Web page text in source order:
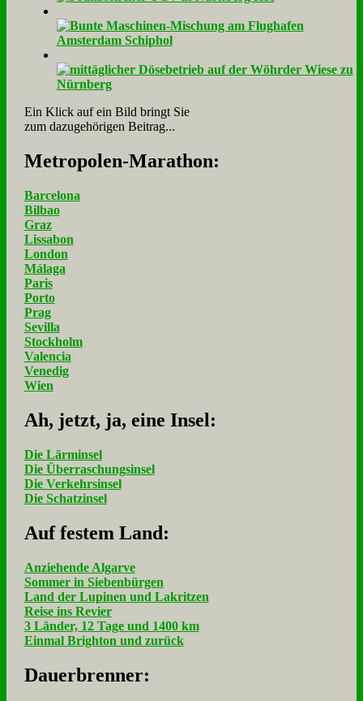
Ein Klick auf ein Bild bringt Sie
zum dazugehörigen Beitrag...
Me­tro­po­len-Ma­ra­thon:
Barcelona
Bilbao
Graz
Lissabon
London
Málaga
Paris
Porto
Prag
Sevilla
Stockholm
Valencia
Venedig
Wien
Ah, jetzt, ja, ei­ne In­sel:
Die Lärminsel
Die Überraschungsinsel
Die Verkehrsinsel
Die Schatzinsel
Auf fe­stem Land:
Anziehende Algarve
Sommer in Siebenbürgen
Land der Lupinen und Lakritzen
Reise ins Revier
3 Länder, 12 Tage und 1400 km
Einmal Brighton und zurück
Dau­er­bren­ner: